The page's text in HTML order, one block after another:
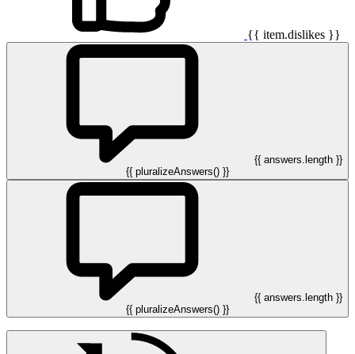
{{ item.dislikes }}
{{ answers.length }}
{{ pluralizeAnswers() }}
{{ answers.length }}
{{ pluralizeAnswers() }}